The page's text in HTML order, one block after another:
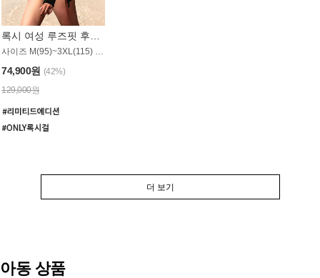
록시 여성 루즈핏 후드 래쉬가드 WT900BRX
사이즈 M(95)~3XL(115) / 롱기장 타입
74,900원 (42%)
129,000원
더 보기
아동 상품